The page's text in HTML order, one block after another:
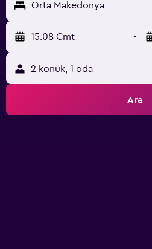
Orta Makedonya
15.08 Cmt -
2 konuk, 1 oda
Ara